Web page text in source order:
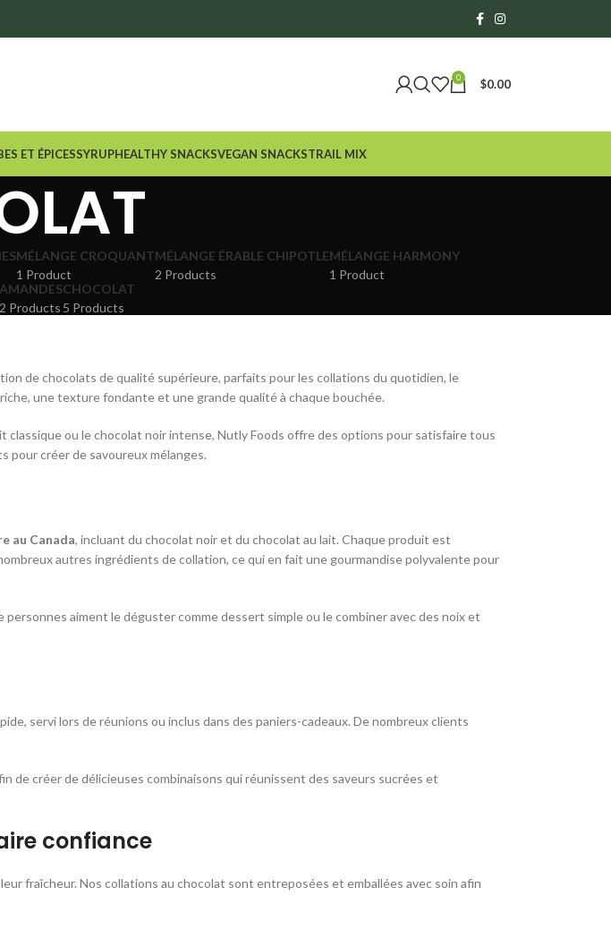
0 $0.00
ET ÉPICESSYRUPHEALTHY SNACKSVEGAN SNACKSTRAIL MIX
MÉLANGE CROQUANT
1 Product
MÉLANGE ÉRABLE CHIPOTLE
2 Products
MÉLANGE HARMONY
1 Product
AMANDES
2 Products
CHOCOLAT
5 Products
de chocolats de qualité supérieure, parfaits pour les collations du quotidien, le
une texture fondante et une grande qualité à chaque bouchée.
classique ou le chocolat noir intense, Nutly Foods offre des options pour satisfaire tous
pour créer de savoureux mélanges.
au Canada, incluant du chocolat noir et du chocolat au lait. Chaque produit est
autres ingrédients de collation, ce qui en fait une gourmandise polyvalente pour
aiment le déguster comme dessert simple ou le combiner avec des noix et
servi lors de réunions ou inclus dans des paniers-cadeaux. De nombreux clients
de créer de délicieuses combinaisons qui réunissent des saveurs sucrées et
confiance
fraîcheur. Nos collations au chocolat sont entreposées et emballées avec soin afin